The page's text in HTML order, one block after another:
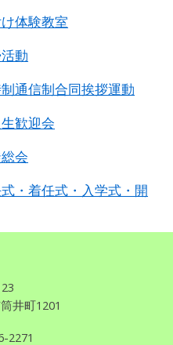
体験教室
動
通信制合同挨拶運動
歓迎会
会
・着任式・入学式・開
井町1201
2271